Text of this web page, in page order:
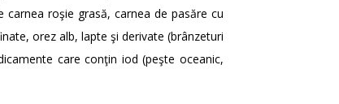
roşie grasă, carnea de pasăre cu
orez alb, lapte şi derivate (brânzeturi
care conţin iod (peşte oceanic,